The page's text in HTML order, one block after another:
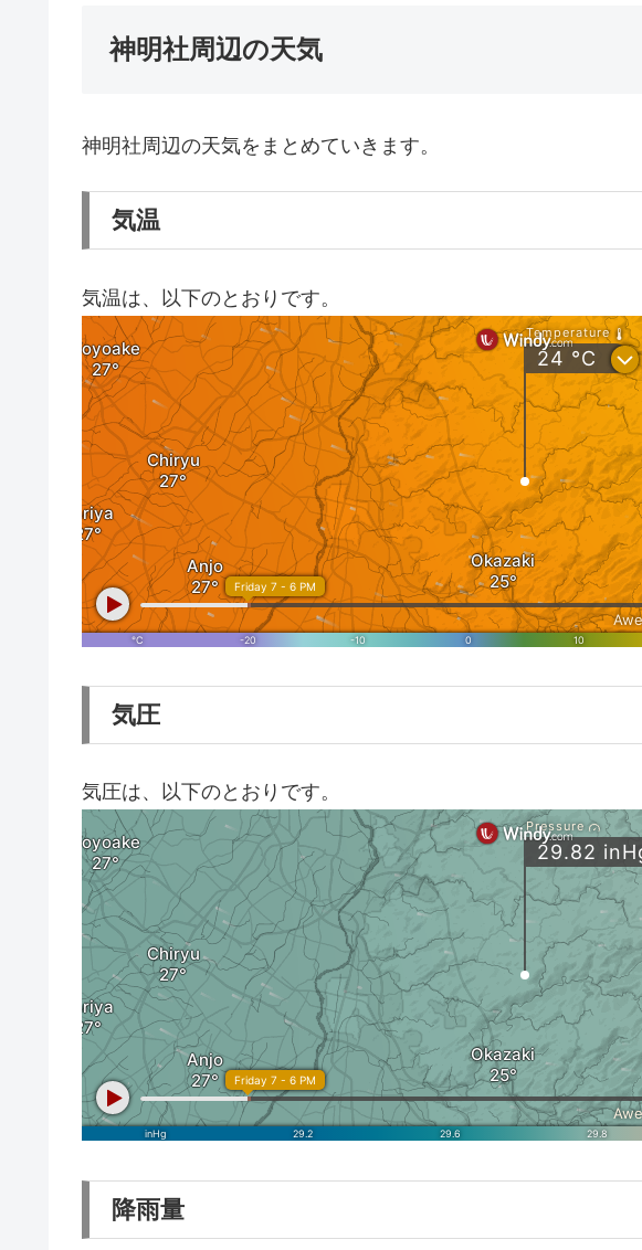
神明社周辺の天気
神明社周辺の天気をまとめていきます。
気温
気温は、以下のとおりです。
気圧
気圧は、以下のとおりです。
降雨量